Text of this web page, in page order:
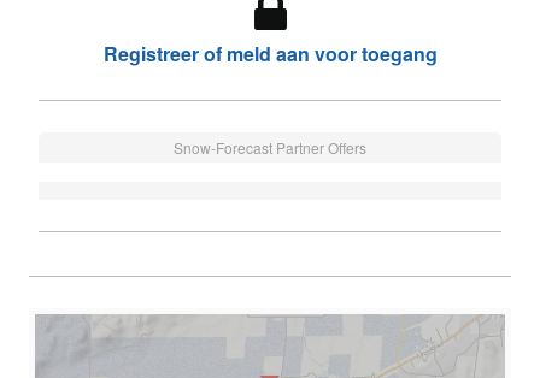
Registreer of meld aan voor toegang
Snow-Forecast Partner Offers